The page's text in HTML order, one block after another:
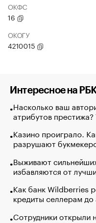
ОКФС
16
ОКОГУ
4210015
Интересное на
Насколько ваш
атрибутов
Казино проиграло.
разрушают
Выживают
избавляются от
Как банк Wildberries
кредиты селлерам до
Сотрудники открыли